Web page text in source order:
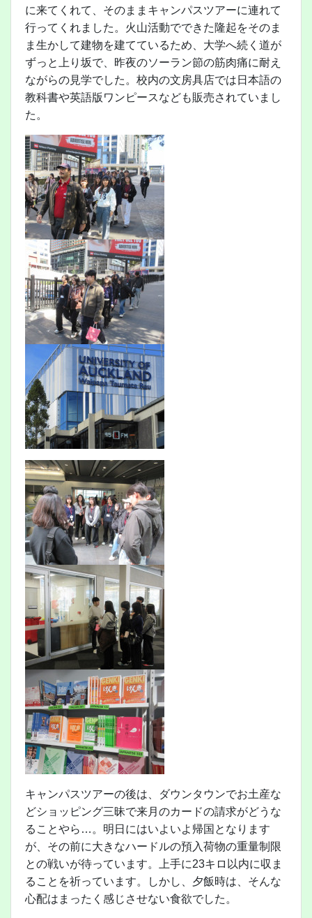
に来てくれて、そのままキャンパスツアーに連れて
行ってくれました。火山活動でできた隆起をそのま
ま生かして建物を建てているため、大学へ続く道が
ずっと上り坂で、昨夜のソーラン節の筋肉痛に耐え
ながらの見学でした。校内の文房具店では日本語の
教科書や英語版ワンピースなども販売されていまし
た。
キャンパスツアーの後は、ダウンタウンでお土産な
どショッピング三昧で来月のカードの請求がどうな
ることやら…。明日にはいよいよ帰国となります
が、その前に大きなハードルの預入荷物の重量制限
との戦いが待っています。上手に23キロ以内に収ま
ることを祈っています。しかし、夕飯時は、そんな
心配はまったく感じさせない食欲でした。